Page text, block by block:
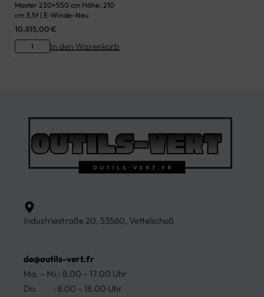
Master 230×550 cm Höhe: 210
cm 3,5t | E-Winde-Neu
10.815,00€
In den Warenkorb
Industriestraße 20, 53560, Vettelschoß
de@outils-vert.fr
Mo. – Mi.: 8.00 – 17.00 Uhr
Do. : 8.00 – 18.00 Uhr